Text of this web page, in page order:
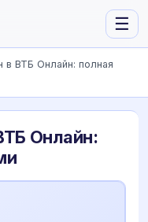
☰
в ВТБ Онлайн: полная
Онлайн: